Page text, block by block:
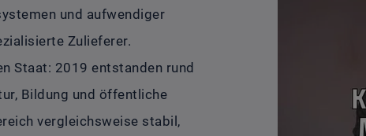
und aufwendiger
Zulieferer.
Staat: 2019 entstanden rund
Bildung und öffentliche
vergleichsweise stabil,